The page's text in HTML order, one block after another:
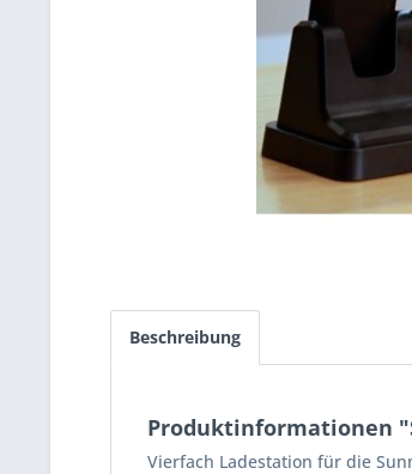
Beschreibung
Produktinformationen
Vierfach Ladestation für die